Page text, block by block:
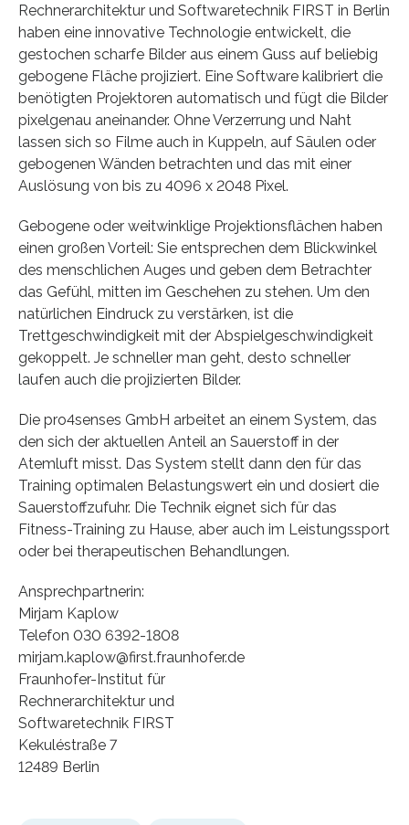
Rechnerarchitektur und Softwaretechnik FIRST in Berlin
haben eine innovative Technologie entwickelt, die
gestochen scharfe Bilder aus einem Guss auf beliebig
gebogene Fläche projiziert. Eine Software kalibriert die
benötigten Projektoren automatisch und fügt die Bilder
pixelgenau aneinander. Ohne Verzerrung und Naht
lassen sich so Filme auch in Kuppeln, auf Säulen oder
gebogenen Wänden betrachten und das mit einer
Auslösung von bis zu 4096 x 2048 Pixel.
Gebogene oder weitwinklige Projektionsflächen haben
einen großen Vorteil: Sie entsprechen dem Blickwinkel
des menschlichen Auges und geben dem Betrachter
das Gefühl, mitten im Geschehen zu stehen. Um den
natürlichen Eindruck zu verstärken, ist die
Trettgeschwindigkeit mit der Abspielgeschwindigkeit
gekoppelt. Je schneller man geht, desto schneller
laufen auch die projizierten Bilder.
Die pro4senses GmbH arbeitet an einem System, das
den sich der aktuellen Anteil an Sauerstoff in der
Atemluft misst. Das System stellt dann den für das
Training optimalen Belastungswert ein und dosiert die
Sauerstoffzufuhr. Die Technik eignet sich für das
Fitness-Training zu Hause, aber auch im Leistungssport
oder bei therapeutischen Behandlungen.
Ansprechpartnerin:
Mirjam Kaplow
Telefon 030 6392-1808
mirjam.kaplow@first.fraunhofer.de
Fraunhofer-Institut für
Rechnerarchitektur und
Softwaretechnik FIRST
Kekuléstraße 7
12489 Berlin